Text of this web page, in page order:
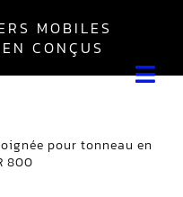
MOBILES
CONÇUS
pour tonneau en
800